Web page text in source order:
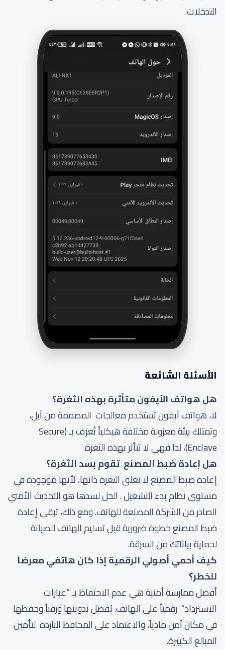
التدخلات.
الأسئلة الشائعة
هل هواتف الآيفون متأثرة بهذه الثغرة؟
لا، هواتف آيفون تستخدم معالجات المصممة من آبل،
وتمتلك بيئة معزولة مختلفة هيكلياً تُعرف بـ (Secure
Enclave)، لذا فهي لا تتأثر بهذه الثغرة.
هل إعادة ضبط المصنع تقوم بسد الثغرة؟
إعادة ضبط المصنع لا تغلق الثغرة ذاتها، لأنها موجودة في
مستوى نظام بدء التشغيل . الحل لسدها هو التحديث الأمني
الصادر من الشركة المصنعة للهاتف. ومع ذلك، تبقى إعادة
ضبط المصنع خطوة ضرورية قبل تسليم الهاتف للصيانة
لحماية بياناتك من السرقة.
كيف أحمي أصولي الرقمية إذا كان هاتفي معرضاً
للخطر؟
أفضل ممارسة أمنية هي عدم الاحتفاظ بـ “عبارات
الاسترداد” رقمياً على الهاتف. يُفضل تدوينها ورقياً وحفظها
في مكان آمن مادياً، والاعتماد على المحافظ الباردة لتأمين
المبالغ الكبيرة.